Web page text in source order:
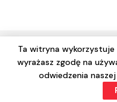
Z folklorem na ty
Wyjęte z kontekstu
Wydział Muzyki
Wieści z Ziemi
© 2024 Wszelkie
Ta witryna
wyrażasz zgodę na
odwiedzenia